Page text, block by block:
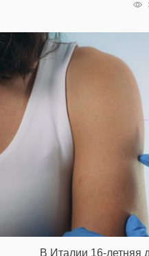
В Италии 16-летняя